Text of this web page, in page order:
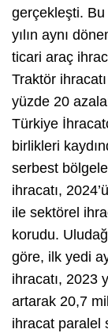
gerçekleşti.
yılın aynı
ticari araç
Traktör
yüzde 20
Türkiye
birlikleri
serbest
ihracatı,
ile sektörel
korudu.
göre, ilk yedi
ihracatı, 2023
artarak 20,7
ihracat paralel